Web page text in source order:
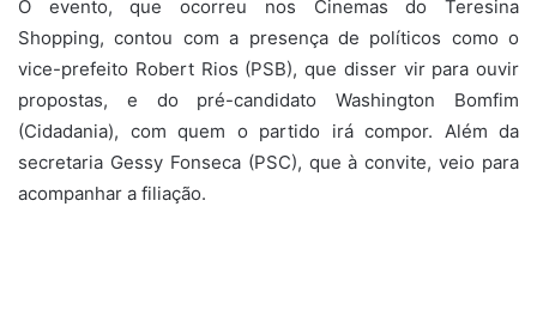
O evento, que ocorreu nos Cinemas do Teresina
Shopping, contou com a presença de políticos como o
vice-prefeito Robert Rios (PSB), que disser vir para ouvir
propostas, e do pré-candidato Washington Bomfim
(Cidadania), com quem o partido irá compor. Além da
secretaria Gessy Fonseca (PSC), que à convite, veio para
acompanhar a filiação.